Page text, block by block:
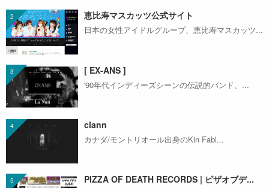
恵比寿マスカッツ公式サイト
日本の女性アイドルグループ、恵比寿マスカッツ...
[ EX-ANS ]
'90年代インディーズシーンの伝説的バンド、...
clann
カナダ/モントリオール出身のKin Fabl...
PIZZA OF DEATH RECORDS | ピザオブデ...